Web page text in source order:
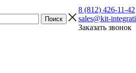
8 (812) 426-11-42
sales@kit-
Заказать звонок